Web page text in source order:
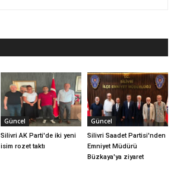
Güncel
Silivri AK Parti'de iki yeni
isim rozet taktı
Güncel
Silivri Saadet Partisi'nden
Emniyet Müdürü
Büzkaya'ya ziyaret